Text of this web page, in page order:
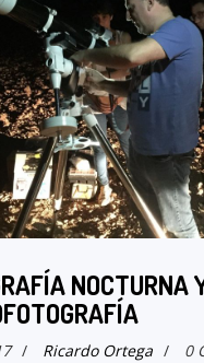
NOCTURNA
/ Ricardo Ortega / 0